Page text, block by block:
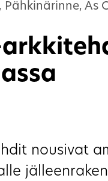
Pähkinärinne, As
nousivat